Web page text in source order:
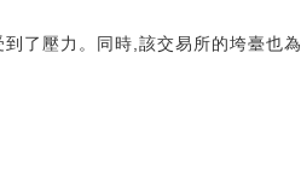
了壓力。同時,該交易所的垮臺也為